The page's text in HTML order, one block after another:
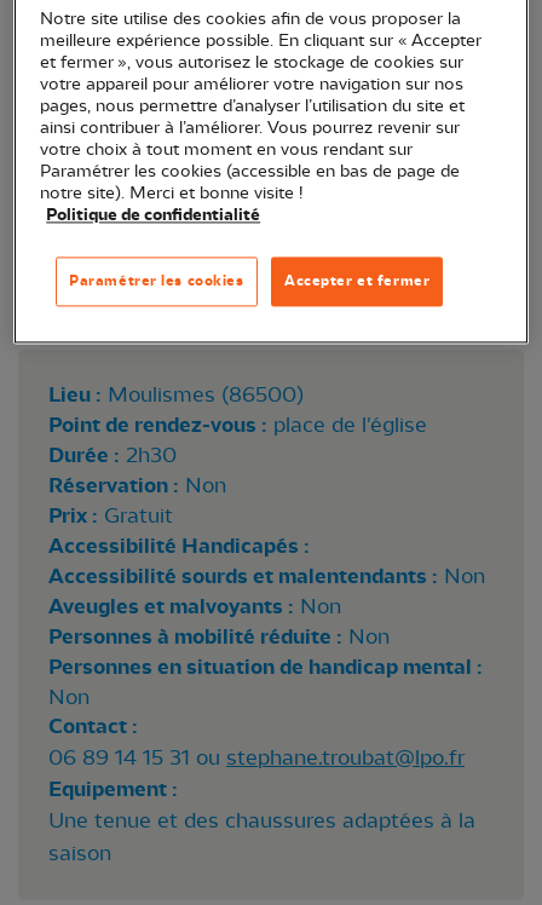
l'Hospice !
© Thierry Dubois
Lieu : Moulismes (86500)
Point de rendez-vous : place de l'église
Durée : 2h30
Réservation : Non
Prix : Gratuit
Accessibilité Handicapés :
Accessibilité sourds et malentendants : Non
Aveugles et malvoyants : Non
Personnes à mobilité réduite : Non
Personnes en situation de handicap mental :
Non
Contact :
06 89 14 15 31 ou stephane.troubat@lpo.fr
Equipement :
Une tenue et des chaussures adaptées à la
saison
Notre site utilise des cookies afin de vous proposer la
meilleure expérience possible. En cliquant sur « Accepter
et fermer », vous autorisez le stockage de cookies sur
votre appareil pour améliorer votre navigation sur nos
pages, nous permettre d’analyser l’utilisation du site et
ainsi contribuer à l’améliorer. Vous pourrez revenir sur
votre choix à tout moment en vous rendant sur
Paramétrer les cookies (accessible en bas de page de
notre site). Merci et bonne visite !
Politique de confidentialité
Accepter et fermer
Paramétrer les cookies